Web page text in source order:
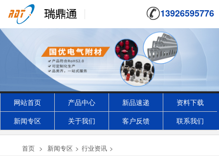
13926595776
网站首页 产品中心 新品速递
资料下载
新闻专区
关于我们 客户反馈 联系我们
首页 > 新闻专区 > 行业资讯 >